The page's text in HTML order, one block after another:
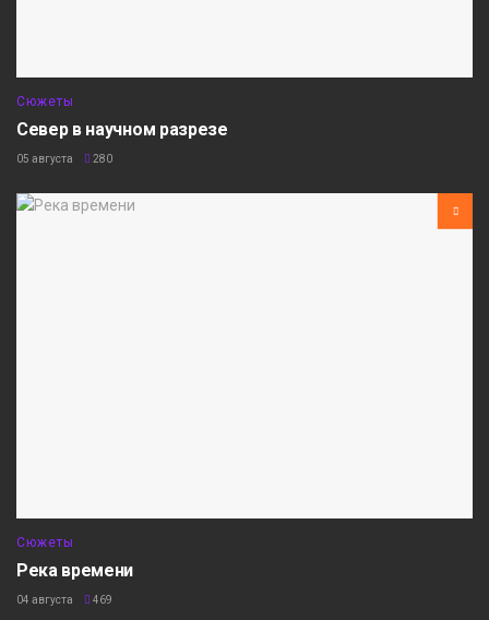
Сюжеты
Север в научном разрезе
05 августа 280
Сюжеты
Река времени
04 августа 469